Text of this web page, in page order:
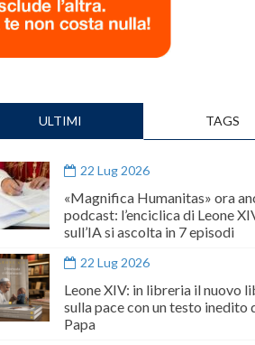
ULTIMI TAGS
22 Lug 2026
«Magnifica Humanitas» ora
podcast: l’enciclica di Leone
sull’IA si ascolta in 7 episodi
22 Lug 2026
Leone XIV: in libreria il nuovo
sulla pace con un testo inedito
Papa